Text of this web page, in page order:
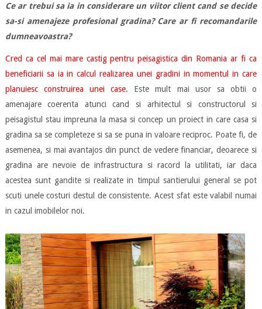
Ce ar trebui sa ia in considerare un viitor client cand se decide
sa-si amenajeze profesional gradina? Care ar fi recomandarile
dumneavoastra?
Cred ca cel mai mare castig pentru peisagistica din Romania ar fi ca
beneficiarii sa ia in calcul realizarea unei gradini in momentul in care
planuiesc construirea unei case. Este mult mai usor sa obtii o
amenajare coerenta atunci cand si arhitectul si constructorul si
peisagistul stau impreuna la masa si concep un proiect in care casa si
gradina sa se completeze si sa se puna in valoare reciproc. Poate fi, de
asemenea, si mai avantajos din punct de vedere financiar, deoarece si
gradina are nevoie de infrastructura si racord la utilitati, iar daca
acestea sunt gandite si realizate in timpul santierului general se pot
scuti unele costuri destul de consistente. Acest sfat este valabil numai
in cazul imobilelor noi.